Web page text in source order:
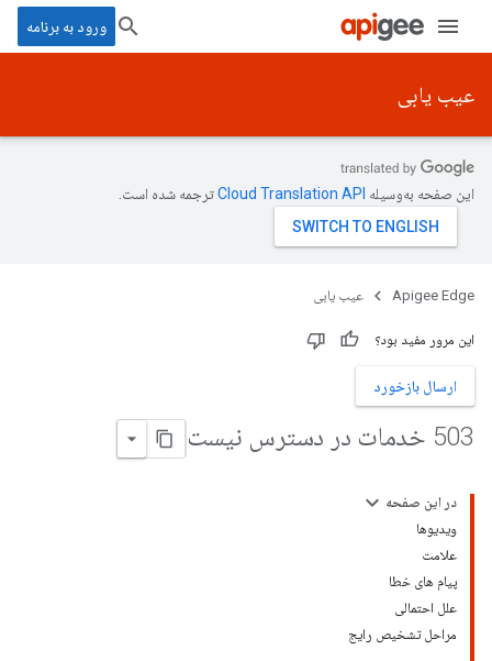
ورود به برنامه
عیب یابی
این صفحه به‌وسیله ترجمه شده است.
Apigee Edge عیب یابی
این مرور مفید بود؟
ارسال بازخورد
503 خدمات در دسترس نیست
در این صفحه
ویدیوها
علامت
پیام های خطا
علل احتمالی
مراحل تشخیص رایج